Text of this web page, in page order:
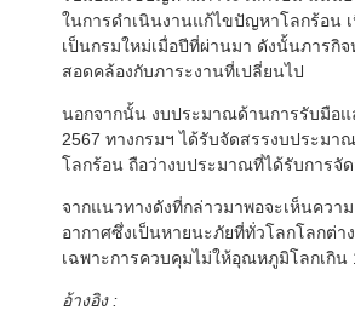
ในการดำเนินงานแก้ไขปัญหาโลกร้อน
เป็นกรมใหม่เมื่อปีที่ผ่านมา ดังนั้นภารกิ
สอดคล้องกับภาระงานที่เปลี่ยนไป
นอกจากนั้น งบประมาณด้านการรับมือ
2567 ทางกรมฯ ได้รับจัดสรรงบประมา
โลกร้อน ถือว่างบประมาณที่ได้รับการจั
จากแนวทางดังที่กล่าวมาพอจะเห็นคว
อากาศซึ่งเป็นหายนะภัยที่ทั่วโลกโลกต่
เฉพาะการควบคุมไม่ให้อุณหภูมิโลกเกิน
อ้างอิง :